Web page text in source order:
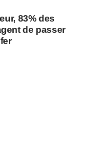
83% des
de passer